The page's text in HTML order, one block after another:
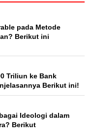
pada Metode
Berikut ini
Triliun ke Bank
Berikut ini!
Ideologi dalam
Berikut